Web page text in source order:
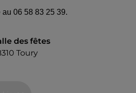
06 58 83 25 39.
des fêtes
Toury